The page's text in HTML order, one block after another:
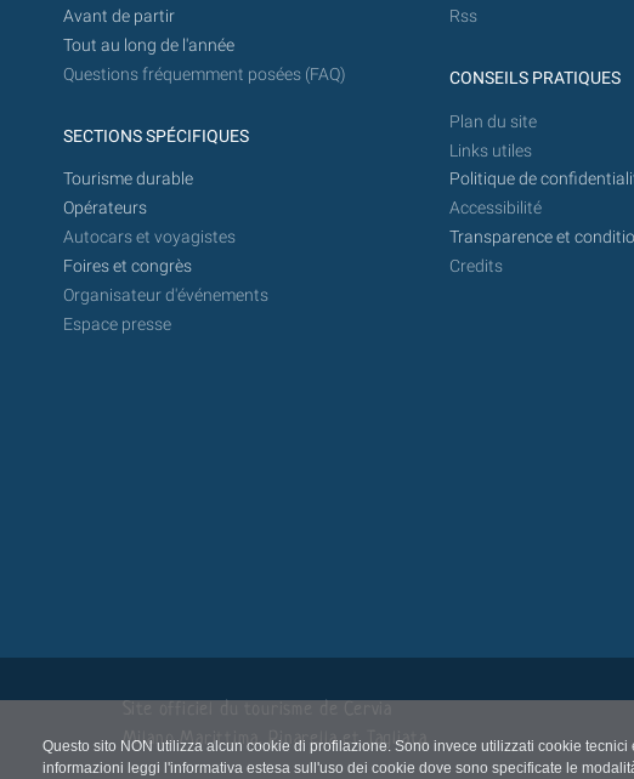
Questo sito NON utilizza alcun cookie di profilazione. Sono invece utilizzati cookie
informazioni leggi l'informativa estesa sull'uso dei cookie dove sono specificate le
Avant de partir
Tout au long de l'année
Questions fréquemment posées (FAQ)
SECTIONS SPÉCIFIQUES
Tourisme durable
Opérateurs
Autocars et voyagistes
Foires et congrès
Organisateur d'événements
Espace presse
Rss
CONSEILS PRATIQUES
Plan du site
Links utiles
Politique de
Accessibilité
Transparence et
Credits
Milano Marittima, Pinarella et Tagliata